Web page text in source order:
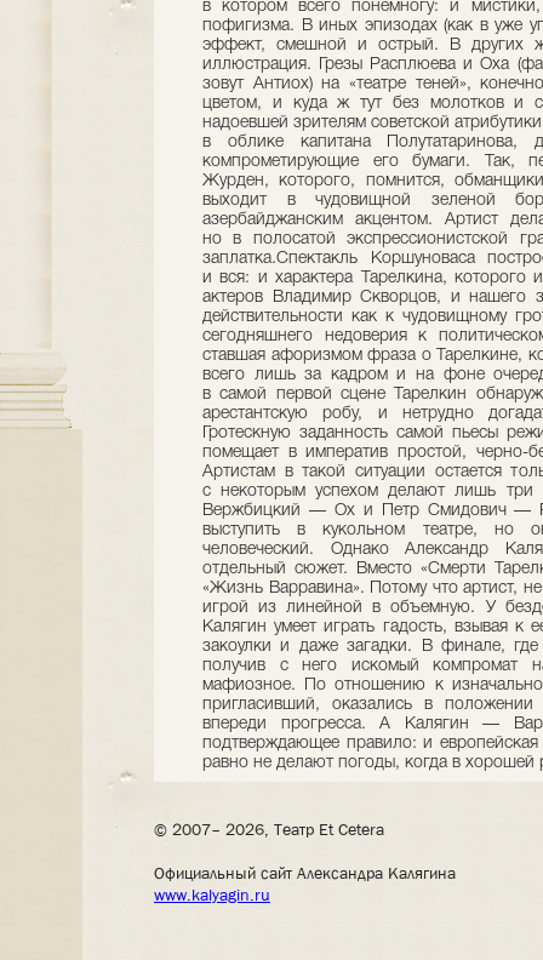
в котором всего понемногу: и
пофигизма. В иных эпизодах (как в уже
эффект, смешной и острый. В других
иллюстрация. Грезы Расплюева и Оха
зовут Антиох) на «театре теней»,
цветом, и куда ж тут без молотков и
надоевшей зрителям советской
в облике капитана Полутатаринова,
компрометирующие его бумаги. Так,
Журден, которого, помнится,
выходит в чудовищной зеленой
азербайджанским акцентом. Артист
но в полосатой экспрессионистской
заплатка.Спектакль Коршуноваса
и вся: и характера Тарелкина, которого
актеров Владимир Скворцов, и нашего
действительности как к чудовищному
сегодняшнего недоверия к
ставшая афоризмом фраза о Тарелкине,
всего лишь за кадром и на фоне
в самой первой сцене Тарелкин
арестантскую робу, и нетрудно
Гротескную заданность самой пьесы
помещает в императив простой, черно-
Артистам в такой ситуации остается
с некоторым успехом делают лишь три
Вержбицкий — Ох и Петр Смидович —
выступить в кукольном театре, но
человеческий. Однако Александр
отдельный сюжет. Вместо «Смерти
«Жизнь Варравина». Потому что артист,
игрой из линейной в объемную. У
Калягин умеет играть гадость, взывая
закоулки и даже загадки. В финале, где
получив с него искомый компромат
мафиозное. По отношению к
пригласивший, оказались в
впереди прогресса. А Калягин —
подтверждающее правило: и
равно не делают погоды, когда в хорошей
© 2007– 2026, Театр Et Cetera
Официальный сайт Александра Калягина
www.kalyagin.ru